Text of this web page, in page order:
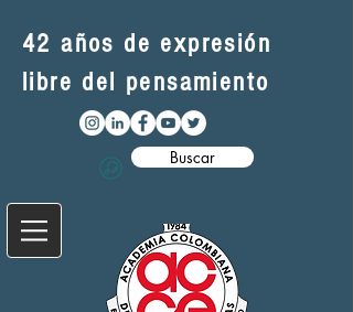
42 años de expresión
libre del pensamiento
Buscar